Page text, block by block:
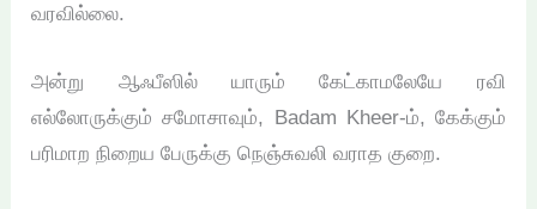
வரவில்லை.
அன்று ஆஃபீஸில் யாரும் கேட்காமலேயே ரவி
எல்லோருக்கும் சமோசாவும், Badam Kheer-ம், கேக்கும்
பரிமாற நிறைய பேருக்கு நெஞ்சுவலி வராத குறை.